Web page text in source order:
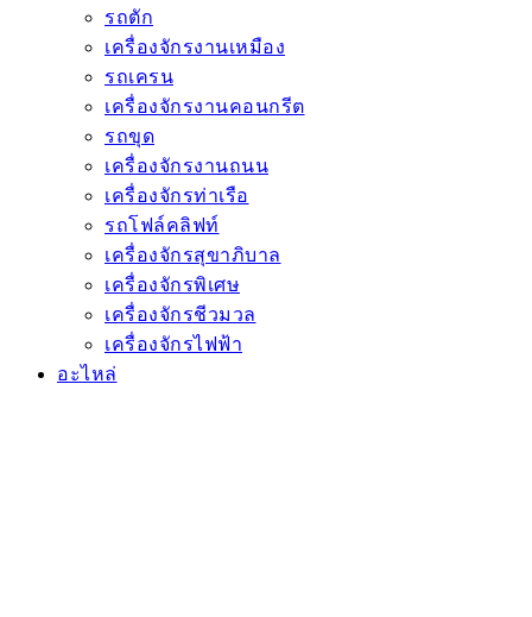
รถตัก
เครื่องจักรงานเหมือง
รถเครน
เครื่องจักรงานคอนกรีต
รถขุด
เครื่องจักรงานถนน
เครื่องจักรท่าเรือ
รถโฟล์คลิฟท์
เครื่องจักรสุขาภิบาล
เครื่องจักรพิเศษ
เครื่องจักรชีวมวล
เครื่องจักรไฟฟ้า
อะไหล่